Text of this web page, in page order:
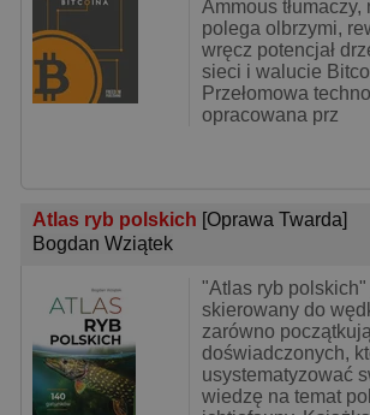
Ammous tłumaczy,
polega olbrzymi,
wręcz potencjał
sieci i walucie
Przełomowa
opracowana prz
Atlas ryb polskich [Oprawa Twarda]
Bogdan Wziątek
"Atlas ryb polskich"
skierowany do
zarówno
doświadczonych,
usystematyzować
wiedzę na temat